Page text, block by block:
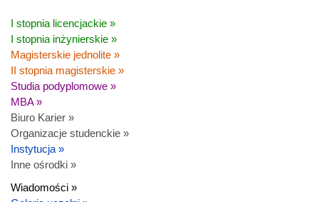
I stopnia licencjackie »
I stopnia inżynierskie »
Magisterskie jednolite »
II stopnia magisterskie »
Studia podyplomowe »
MBA »
Biuro Karier »
Organizacje studenckie »
Instytucja »
Inne ośrodki »
Wiadomości »